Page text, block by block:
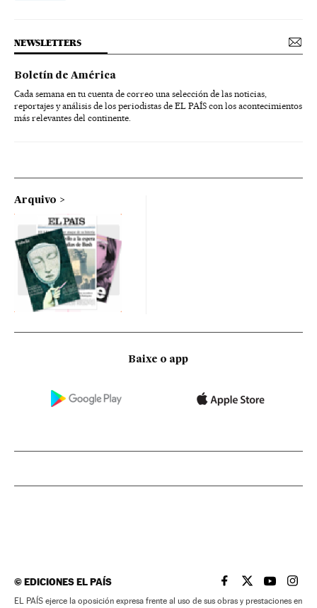
NEWSLETTERS
Boletín de América
Cada semana en tu cuenta de correo una selección de las noticias,
reportajes y análisis de los periodistas de EL PAÍS con los acontecimientos
más relevantes del continente.
Arquivo
Baixe o app
©EDICIONES EL PAÍS EL PAÍS BRASIL EN
EL PAÍSEL PAÍS
EL
EL PAÍS ejerce la oposición expresa frente al uso de sus obras y prestaciones en